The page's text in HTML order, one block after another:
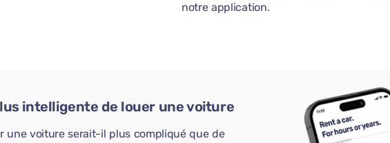
notre application.
intelligente de louer une voiture
une voiture serait-il plus compliqué que de